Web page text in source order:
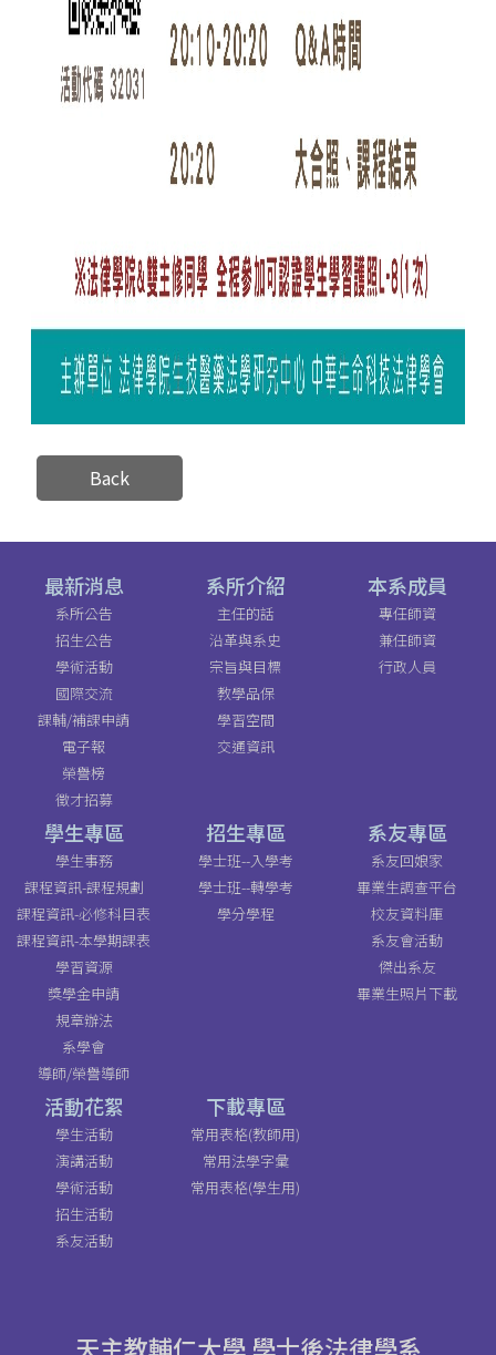
Back
最新消息
系所公告
招生公告
學術活動
國際交流
課輔/補課申請
電子報
榮譽榜
徵才招募
系所介紹
主任的話
沿革與系史
宗旨與目標
教學品保
學習空間
交通資訊
本系成員
專任師資
兼任師資
行政人員
學生專區
學生事務
課程資訊-課程規劃
課程資訊-必修科目表
課程資訊-本學期課表
學習資源
獎學金申請
規章辦法
系學會
導師/榮譽導師
招生專區
學士班--入學考
學士班--轉學考
學分學程
系友專區
系友回娘家
畢業生調查平台
校友資料庫
系友會活動
傑出系友
畢業生照片下載
活動花絮
學生活動
演講活動
學術活動
招生活動
系友活動
下載專區
常用表格(教師用)
常用法學字彙
常用表格(學生用)
天主教輔仁大學 學士後法律學系